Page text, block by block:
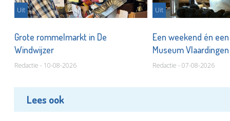
Uit
Grote rommelmarkt in De
Windwijzer
Redactie - 10-08-2026
Uit
Een weekend én
Museum
Redactie - 07-08-2026
Lees ook